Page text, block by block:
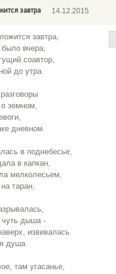
завтра 14.12.2015
завтра,
было вчера,
соавтор,
до утра.
земном,
дневном.
в поднебесье,
в капкан,
мелколесьем,
таран,
чуть дыша -
извивалась
душа.
там угасанье,